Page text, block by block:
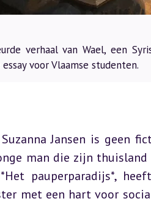
verhaal van Wael, een
voor Vlaamse studenten.
Jansen is geen
man die zijn thuisland
pauperparadijs*,
met een hart voor